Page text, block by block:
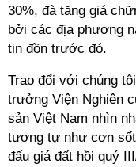
30%, đà tăng giá
bởi các địa phương
tin đồn trước đó.
Trao đổi với chúng
trưởng Viện Nghiên
sản Việt Nam nhìn
tương tự như cơn
đấu giá đất hồi quý